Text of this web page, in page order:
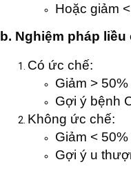
Hoặc giảm
b. Nghiệm pháp liều
Có ức chế:
Giảm >
Gợi ý bệnh
Không ức chế:
Giảm <
Gợi ý u